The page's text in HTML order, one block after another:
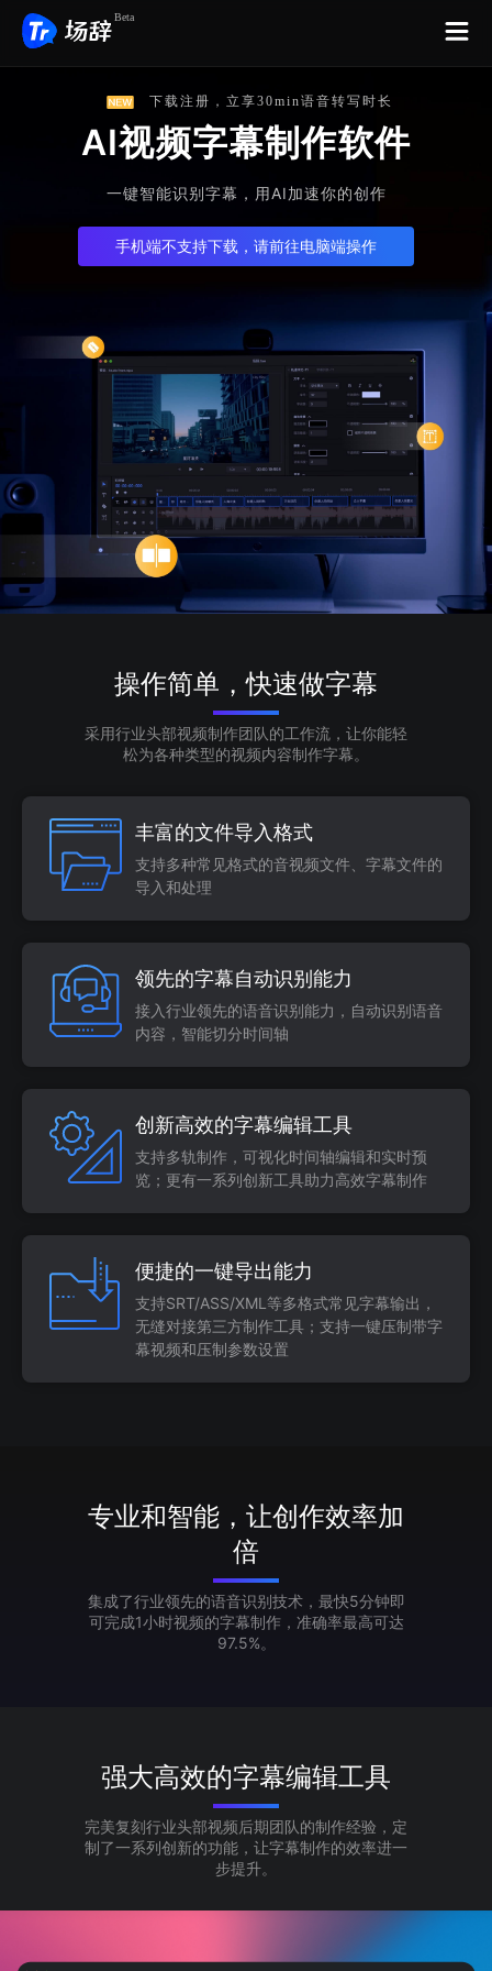
Beta
下载注册，立享30min语音转写时长
AI视频字幕制作软件
一键智能识别字幕，用AI加速你的创作
手机端不支持下载，请前往电脑端操作
操作简单，快速做字幕
采用行业头部视频制作团队的工作流，让你能轻
松为各种类型的视频内容制作字幕。
丰富的文件导入格式
支持多种常见格式的音视频文件、字幕文件的
导入和处理
领先的字幕自动识别能力
接入行业领先的语音识别能力，自动识别语音
内容，智能切分时间轴
创新高效的字幕编辑工具
支持多轨制作，可视化时间轴编辑和实时预
览；更有一系列创新工具助力高效字幕制作
便捷的一键导出能力
支持SRT/ASS/XML等多格式常见字幕输出，
无缝对接第三方制作工具；支持一键压制带字
幕视频和压制参数设置
专业和智能，让创作效率加
倍
集成了行业领先的语音识别技术，最快5分钟即
可完成1小时视频的字幕制作，准确率最高可达
97.5%。
强大高效的字幕编辑工具
完美复刻行业头部视频后期团队的制作经验，定
制了一系列创新的功能，让字幕制作的效率进一
步提升。